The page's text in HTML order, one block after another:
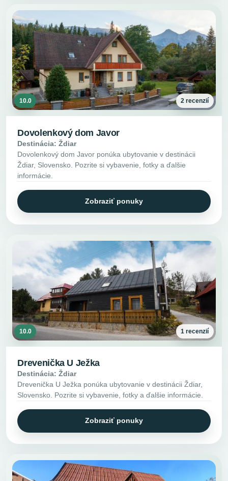
10.0 2 recenzií
Dovolenkový dom Javor
Destinácia: Ždiar
Dovolenkový dom Javor ponúka ubytovanie v destinácii
Ždiar, Slovensko. Pozrite si vybavenie, fotky a ďalšie
informácie.
Zobraziť ponuky
10.0 1 recenzií
Drevenička U Ježka
Destinácia: Ždiar
Drevenička U Ježka ponúka ubytovanie v destinácii Ždiar,
Slovensko. Pozrite si vybavenie, fotky a ďalšie informácie.
Zobraziť ponuky